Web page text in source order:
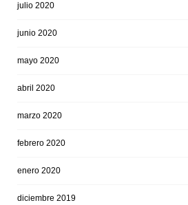
julio 2020
junio 2020
mayo 2020
abril 2020
marzo 2020
febrero 2020
enero 2020
diciembre 2019